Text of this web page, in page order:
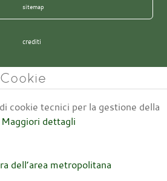
sitemap
crediti
cookie tecnici per la gestione della
Maggiori dettagli
dell’area metropolitana